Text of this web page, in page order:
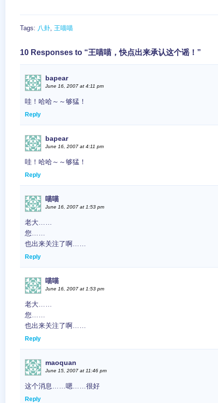
Tags: 八卦, 王喵喵
10 Responses to “王喵喵，快点出来承认这个谣！”
bapear
June 16, 2007 at 4:11 pm
哇！哈哈～～够猛！
Reply
bapear
June 16, 2007 at 4:11 pm
哇！哈哈～～够猛！
Reply
喵喵
June 16, 2007 at 1:53 pm
老大……
您……
也出来关注了啊……
Reply
喵喵
June 16, 2007 at 1:53 pm
老大……
您……
也出来关注了啊……
Reply
maoquan
June 15, 2007 at 11:46 pm
这个消息……嗯……很好
Reply